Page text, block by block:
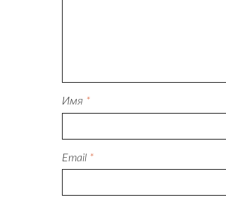
Имя *
Email *